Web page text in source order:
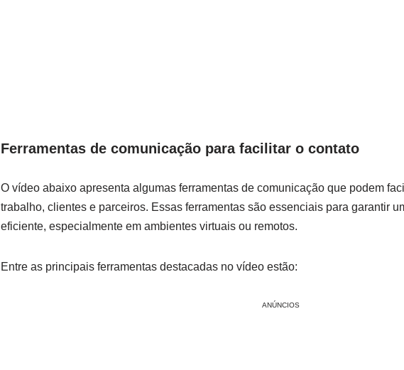
Ferramentas de comunicação para facilitar o contato
O vídeo abaixo ‍apresenta algumas ferramentas de comunicação que podem
trabalho, clientes e ​parceiros. Essas ferramentas são essenciais para garantir
eficiente, especialmente em ambientes virtuais⁣ ou remotos.
Entre as principais ferramentas destacadas no vídeo estão:
ANÚNCIOS